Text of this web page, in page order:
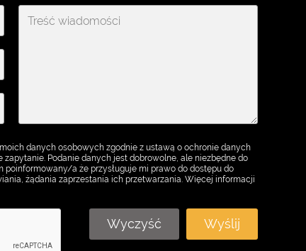
danych osobowych zgodnie z ustawą o ochronie danych
Podanie danych jest dobrowolne, ale niezbędne do
poinformowany/a że przysługuje mi prawo do dostępu do
żądania zaprzestania ich przetwarzania. Więcej informacji
Wyczyść Wyślij